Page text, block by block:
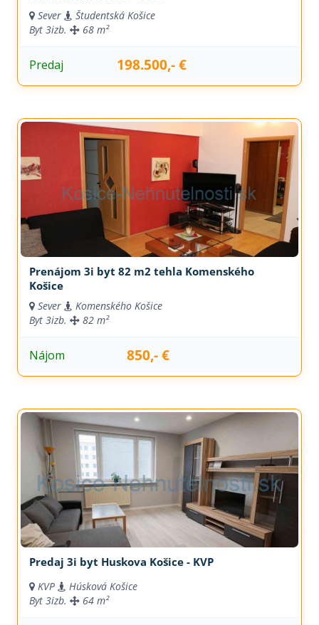
Sever
Študentská Košice
Byt 3izb. 68 m²
Predaj 198.500,- €
Prenájom 3i byt 82 m2 tehla Komenského
Košice
Sever
Komenského Košice
Byt 3izb. 82 m²
Nájom 850,- €
Predaj 3i byt Huskova Košice - KVP
KVP
Húsková Košice
Byt 3izb. 64 m²